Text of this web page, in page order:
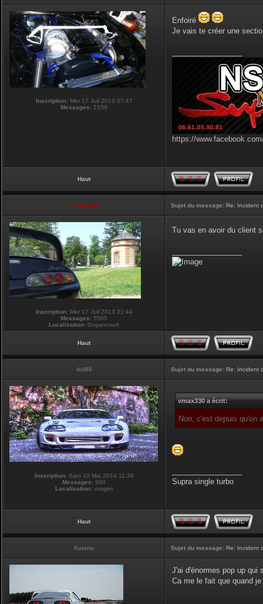
Inscription:Mer 17 Juil 2013 07:47
Messages: 2159
Enfoiré
Je vais te créer une
https://
Haut
vmax330 Sujet du message: Re: Incident
Inscription:Mer 17 Juil 2013 21:44
Messages: 5565
Localisation: Guyancourt
Tu vas en avoir du client
Haut
did88 Sujet du message: Re: Incident
Inscription:Sam 10 Mai 2014 11:39
Messages: 980
Localisation:vosges
vmax330 a écrit:
Non, c'est depuis qu'on
Supra single turbo
Haut
Katana Sujet du message: Re: Incident
J'ai d'énormes pop up qui
Ca me le fait que quand